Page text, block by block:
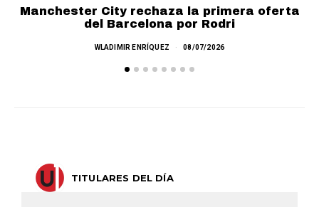
Manchester City rechaza la primera oferta
del Barcelona por Rodri
WLADIMIR ENRÍQUEZ 08/07/2026
TITULARES DEL DÍA